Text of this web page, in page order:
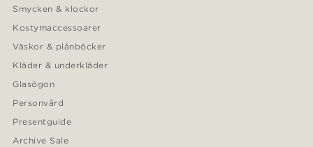
Smycken & klockor
Kostymaccessoarer
Väskor & plånböcker
Kläder & underkläder
Glasögon
Personvård
Presentguide
Archive Sale